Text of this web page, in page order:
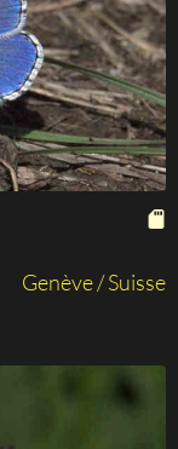
Genève / Suisse